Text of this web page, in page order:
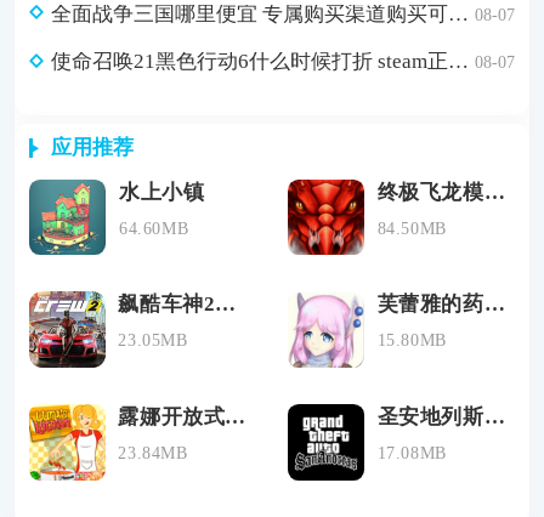
全面战争三国哪里便宜 专属购买渠道购买可省179元 08-07
使命召唤21黑色行动6什么时候打折 steam正版游戏低价购买渠道分享 08-07
应用推荐
水上小镇
64.60MB
终极飞龙模拟器
84.50MB
飙酷车神2下载手机免费
23.05MB
芙蕾雅的药水工坊无限材料
15.80MB
露娜开放式厨房
23.84MB
圣安地列斯手机版下载
17.08MB